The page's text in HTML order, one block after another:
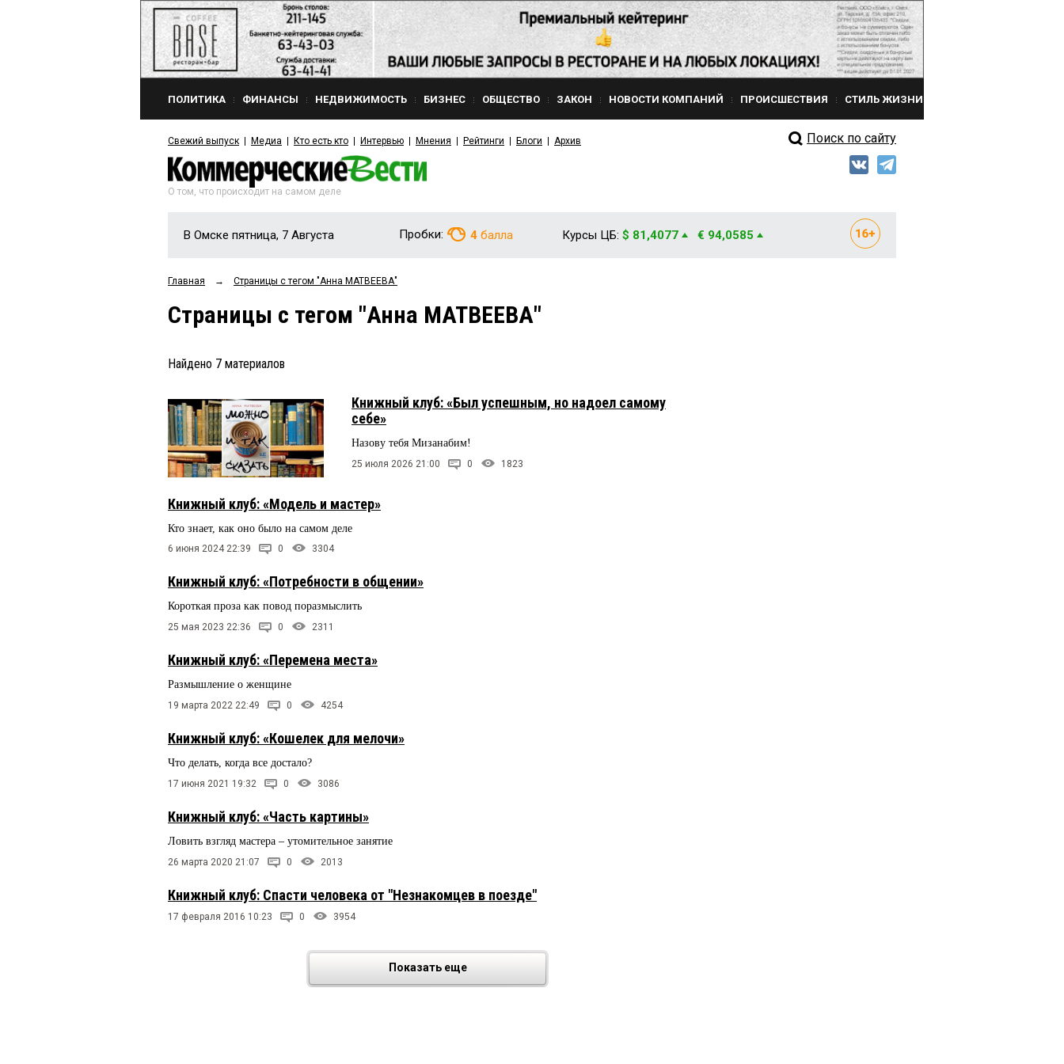
ПОЛИТИКА ФИНАНСЫ НЕДВИЖИМОСТЬ БИЗНЕС ОБЩЕСТВО ЗАКОН НОВОСТИ КОМПАНИЙ ПРОИСШЕСТВИЯ СТИЛЬ ЖИЗНИ
Свежий выпуск Медиа Кто есть кто Интервью Мнения Рейтинги Блоги Архив Поиск по сайту
О том, что происходит на самом деле
В Омске пятница, 7 Августа Пробки: 4 балла Курсы ЦБ: $ 81,4077 € 94,0585
Главная → Страницы c тегом "Анна МАТВЕЕВА"
Страницы c тегом "Анна МАТВЕЕВА"
Найдено 7 материалов
Книжный клуб: «Был успешным, но надоел самому
себе»
Назову тебя Мизанабим!
25 июля 2026 21:00 0 1823
Книжный клуб: «Модель и мастер»
Кто знает, как оно было на самом деле
6 июня 2024 22:39 0 3304
Книжный клуб: «Потребности в общении»
Короткая проза как повод поразмыслить
25 мая 2023 22:36 0 2311
Книжный клуб: «Перемена места»
Размышление о женщине
19 марта 2022 22:49 0 4254
Книжный клуб: «Кошелек для мелочи»
Что делать, когда все достало?
17 июня 2021 19:32 0 3086
Книжный клуб: «Часть картины»
Ловить взгляд мастера – утомительное занятие
26 марта 2020 21:07 0 2013
Книжный клуб: Спасти человека от "Незнакомцев в поезде"
17 февраля 2016 10:23 0 3954
Показать еще